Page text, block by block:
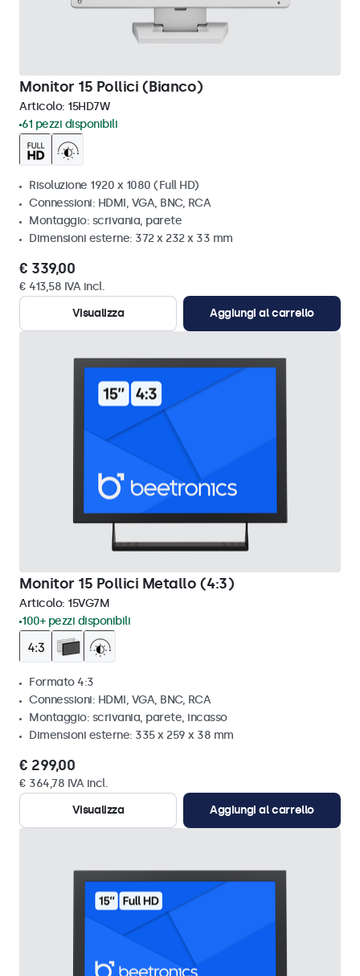
Monitor 15 Pollici (Bianco)
Articolo: 15HD7W
61 pezzi disponibili
Risoluzione 1920 x 1080 (Full HD)
Connessioni: HDMI, VGA, BNC, RCA
Montaggio: scrivania, parete
Dimensioni esterne: 372 x 232 x 33 mm
€ 339,00
€ 413,58 IVA incl.
Visualizza
Aggiungi al carrello
Monitor 15 Pollici Metallo (4:3)
Articolo: 15VG7M
100+ pezzi disponibili
Formato 4:3
Connessioni: HDMI, VGA, BNC, RCA
Montaggio: scrivania, parete, incasso
Dimensioni esterne: 335 x 259 x 38 mm
€ 299,00
€ 364,78 IVA incl.
Visualizza
Aggiungi al carrello